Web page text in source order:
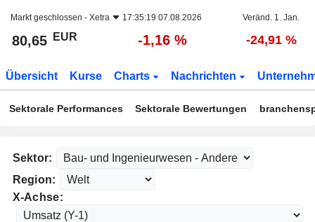
Markt geschlossen - Xetra 17:35:19 07.08.2026 Veränd. 1. Jan.
80,65 EUR -1,16 % -24,91 %
Übersicht Kurse Charts Nachrichten
Sektorale Performances Sektorale Bewertungen
Sektor:
Region:
X-Achse: